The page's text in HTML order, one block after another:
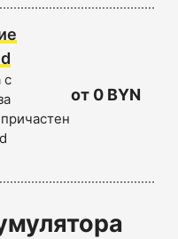
с
от 0 BYN